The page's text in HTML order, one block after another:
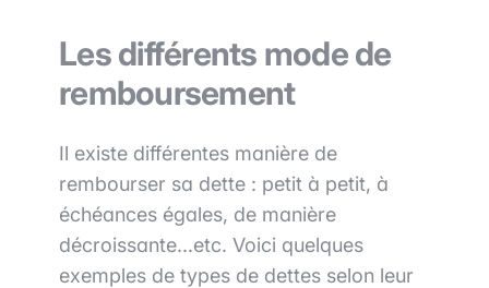
Les différents mode de
remboursement
Il existe différentes manière de
rembourser sa dette : petit à petit, à
échéances égales, de manière
décroissante...etc. Voici quelques
exemples de types de dettes selon leur